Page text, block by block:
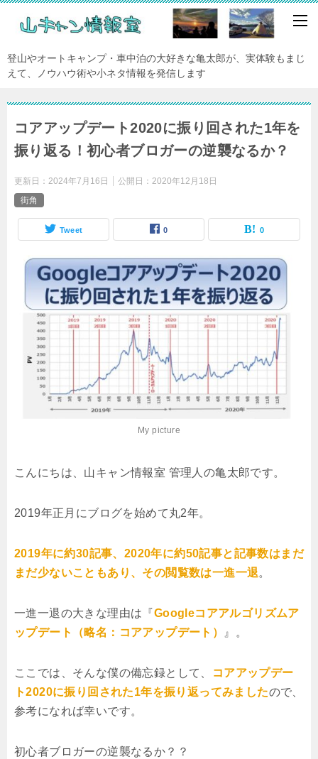
登山やオートキャンプ・車中泊の大好きな亀太郎が、実体験もまじ
えて、ノウハウ術や小ネタ情報を発信します
コアアップデート2020に振り回された1年を
振り返る！初心者ブロガーの逆襲なるか？
更新日： 2024年7月16日 公開日： 2020年12月18日
街角
Tweet 0 0
My picture
こんにちは、山キャン情報室 管理人の亀太郎です。
2019年正月にブログを始めて丸2年。
2019年に約30記事、2020年に約50記事と記事数はまだ
まだ少ないこともあり、その閲覧数は一進一退。
一進一退の大きな理由は『Googleコアアルゴリズムア
ップデート（略名：コアアップデート）
』。
ここでは、そんな僕の備忘録として、
コアアップデー
ト2020に振り回された1年を振り返ってみましたので、
参考になれば幸いです。
初心者ブロガーの逆襲なるか？？